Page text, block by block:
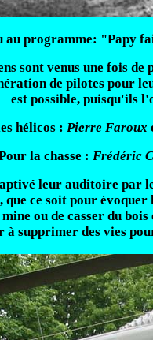
au programme: "Papy
sont venus une fois de
de pilotes pour
est possible, puisqu'ils
hélicos : Pierre Faroux
la chasse : Frédéric
leur auditoire par
que ce soit pour évoquer
ou de casser du
à supprimer des vies